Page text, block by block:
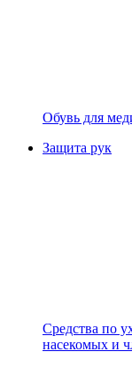
Обувь для
Защита рук
Средства по
насекомых и